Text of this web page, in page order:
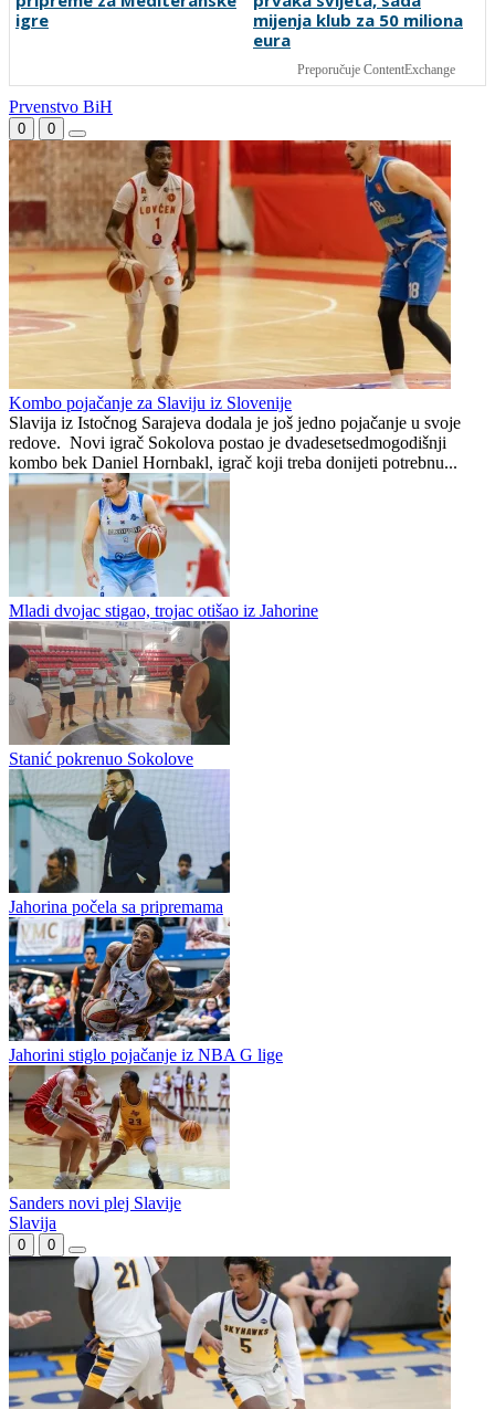
Zašto su Crnogorci spustili
glave prije utakmice na SP-
u u Zagrebu?
VIDEO: Navijači Torcide i
Zmajice u Mostaru počele
pripreme za Mediteranske
igre
Golom donio Španiji naslov
prvaka svijeta, sada
mijenja klub za 50 miliona
Preporučuje ContentExchange
Prvenstvo BiH
0 0
Kombo pojačanje za Slaviju iz Slovenije
Slavija iz Istočnog Sarajeva dodala je još jedno pojačanje u svoje
redove. Novi igrač Sokolova postao je dvadesetsedmogodišnji
kombo bek Daniel Hornbakl, igrač koji treba donijeti potrebnu...
Mladi dvojac stigao, trojac otišao iz Jahorine
Stanić pokrenuo Sokolove
Jahorina počela sa pripremama
Jahorini stiglo pojačanje iz NBA G lige